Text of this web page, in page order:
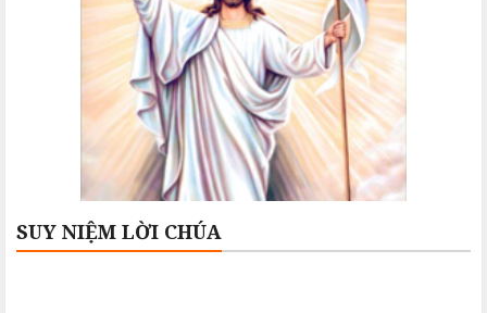
SUY NIỆM LỜI CHÚA